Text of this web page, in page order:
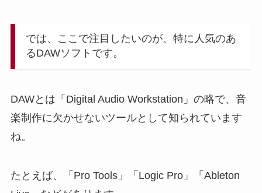
では、ここで注目したいのが、特に人気のあ
るDAWソフトです。
DAWとは「Digital Audio Workstation」の略で、音
楽制作に欠かせないツールとして知られています
ね。
たとえば、「Pro Tools」「Logic Pro」「Ableton